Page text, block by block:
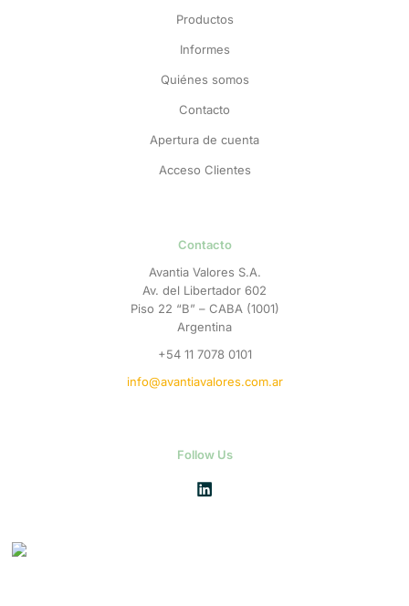
Productos
Informes
Quiénes somos
Contacto
Apertura de cuenta
Acceso Clientes
Contacto
Avantia Valores S.A.
Av. del Libertador 602
Piso 22 “B” – CABA (1001)
Argentina
+54 11 7078 0101
info@avantiavalores.com.ar
Follow Us